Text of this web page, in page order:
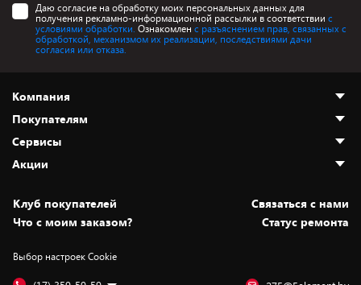
Даю согласие на обработку моих персональных данных для
получения рекламно-информационной рассылки в соответствии с
условиями обработки. Ознакомлен с разъяснением прав, связанных с
обработкой, механизмом их реализации, последствиями дачи
согласия или отказа.
Компания
О нас
Адреса магазинов
Новости
Статьи и обзоры
Вакансии
Дай пять добру!
Покупателям
Как сделать заказ
Оплата и доставка
Безналичный расчёт
Обмен и возврат товара
Обработка персональных данных
Сервисы
Установка техники
Для игровых консолей
Для мобильных устройств
Акции
Скидки и промокоды
Белорусские товары
Бонусы
Клуб покупателей
Cвязаться с нами
Что с моим заказом?
Статус ремонта
Выбор настроек Cookie